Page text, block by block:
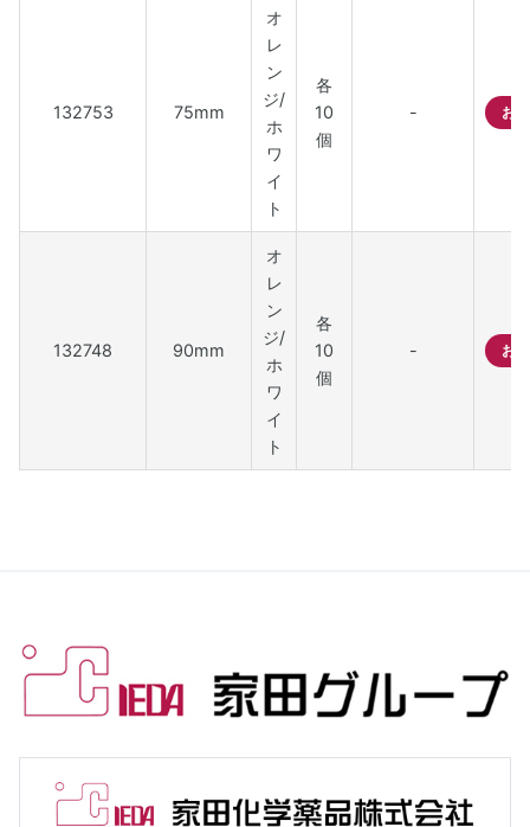
132753 75mm
オ
レ
ン
ジ/
ホ
ワ
イ
ト
各
10
個
- お
132748 90mm
オ
レ
ン
ジ/
ホ
ワ
イ
ト
各
10
個
- お